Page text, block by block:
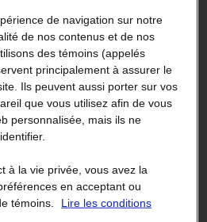
des électroménagers ou pour
il est toujours pertinent de faire
écoresponsables.
la machine à glaçons de
de navigation sur notre
de nos contenus et de nos
des témoins (appelés
principalement à assurer le
Ils peuvent aussi porter sur vos
que vous utilisez afin de vous
personnalisée, mais ils ne
à la vie privée, vous avez la
en acceptant ou
témoins.
Lire les conditions